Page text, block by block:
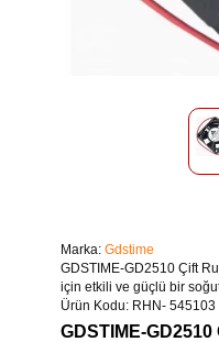
Marka: Gdstime
GDSTIME-GD2510 Çift
için etkili ve güçlü bir
Ürün Kodu: RHN- 545103
GDSTIME-